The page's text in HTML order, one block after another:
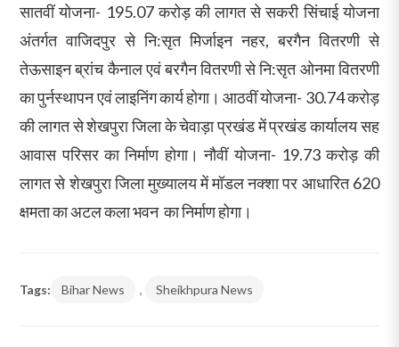
सातवीं योजना- 195.07 करोड़ की लागत से सकरी सिंचाई योजना
अंतर्गत वाजिदपुर से नि:सृत मिर्जाइन नहर, बरगैन वितरणी से
तेऊसाइन ब्रांच कैनाल एवं बरगैन वितरणी से नि:सृत ओनमा वितरणी
का पुर्नस्थापन एवं लाइनिंग कार्य होगा। आठवीं योजना- 30.74 करोड़
की लागत से शेखपुरा जिला के चेवाड़ा प्रखंड में प्रखंड कार्यालय सह
आवास परिसर का निर्माण होगा। नौवीं योजना- 19.73 करोड़ की
लागत से शेखपुरा जिला मुख्यालय में मॉडल नक्शा पर आधारित 620
क्षमता का अटल कला भवन का निर्माण होगा।
Tags: Bihar News , Sheikhpura News